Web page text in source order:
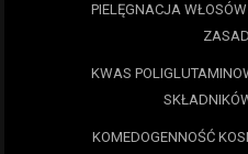
PIELĘGNACJA
KWAS
KOMEDOGENNOŚĆ